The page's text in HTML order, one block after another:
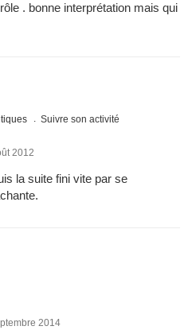
. bonne interprétation mais qui
Suivre son activité
2012
la suite fini vite par se
2014